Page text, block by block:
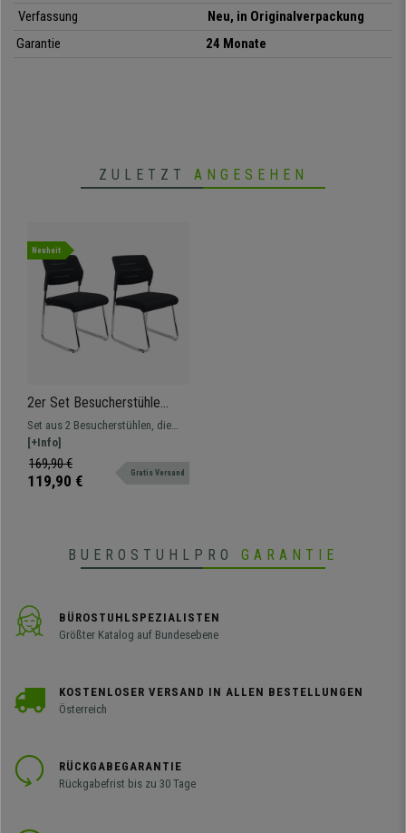
• Rückenlehne aus atmungsaktivem Netzstoff
Verfassung
Neu, in Originalverpackung
Garantie
24 Monate
ZULETZT ANGESEHEN
Neuheit
2er Set Besucherstühle
FOSTER, elegantes,
modernes Design, Chrom-
Gestell,
Netzstoffrückenlehne, Farbe
Schwarz
Set aus 2 Besucherstühlen, die
dank ihres Designs und der
hochwertigen Materialien, aus
denen sie gefertigt sind, Komfort
[+Info]
169,90 €
119,90 € Gratis Versand
BUEROSTUHLPRO GARANTIE
BÜROSTUHLSPEZIALISTEN
Größter Katalog auf Bundesebene
KOSTENLOSER VERSAND IN ALLEN BESTELLUNGEN
Österreich
RÜCKGABEGARANTIE
Rückgabefrist bis zu 30 Tage